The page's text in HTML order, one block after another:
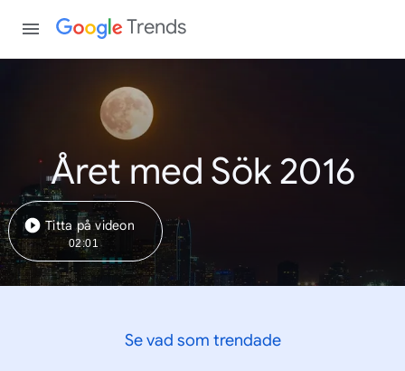
Trends
Året med Sök 2016
Titta på videon
02:01
Se vad som trendade